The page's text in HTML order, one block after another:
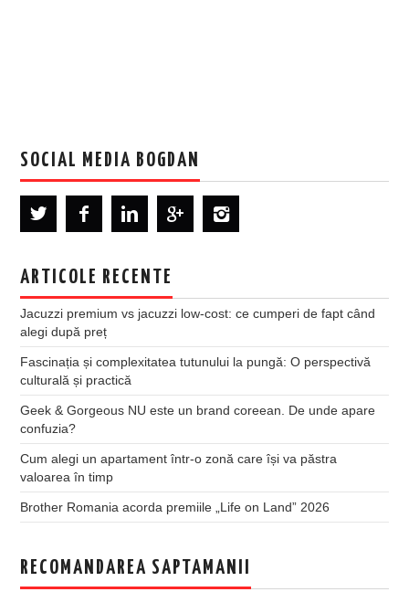
SOCIAL MEDIA BOGDAN
ARTICOLE RECENTE
Jacuzzi premium vs jacuzzi low-cost: ce cumperi de fapt când
alegi după preț
Fascinația și complexitatea tutunului la pungă: O perspectivă
culturală și practică
Geek & Gorgeous NU este un brand coreean. De unde apare
confuzia?
Cum alegi un apartament într-o zonă care își va păstra
valoarea în timp
Brother Romania acorda premiile „Life on Land” 2026
RECOMANDAREA SAPTAMANII